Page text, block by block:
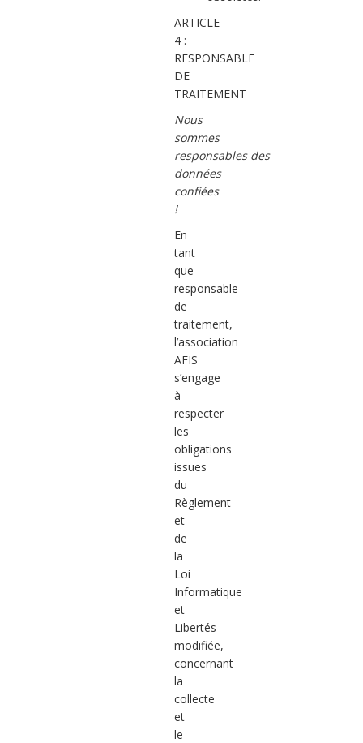
ARTICLE
4 :
RESPONSABLE
DE
TRAITEMENT
Nous
sommes
responsables des
données
confiées
!
En
tant
que
responsable
de
traitement,
l’association
AFIS
s’engage
à
respecter
les
obligations
issues
du
Règlement
et
de
la
Loi
Informatique
et
Libertés
modifiée,
concernant
la
collecte
et
le